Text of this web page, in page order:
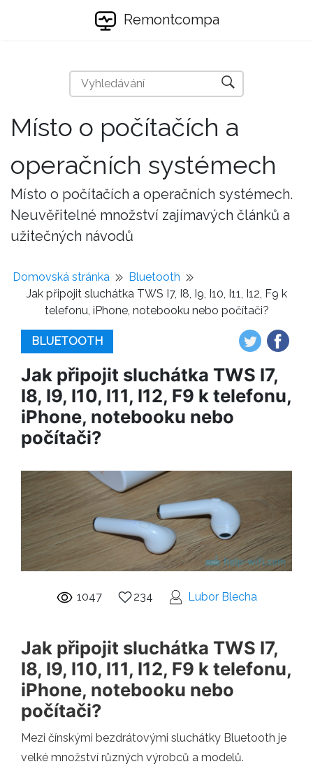
Remontcompa
Místo o počítačích a
operačních systémech
Místo o počítačích a operačních systémech.
Neuvěřitelné množství zajímavých článků a
užitečných návodů
Domovská stránka
Bluetooth
Jak připojit sluchátka TWS I7, I8, I9, I10, I11, I12, F9 k
telefonu, iPhone, notebooku nebo počítači?
BLUETOOTH
Jak připojit sluchátka TWS I7,
I8, I9, I10, I11, I12, F9 k telefonu,
iPhone, notebooku nebo
počítači?
1047 234 Lubor Blecha
Jak připojit sluchátka TWS I7,
I8, I9, I10, I11, I12, F9 k telefonu,
iPhone, notebooku nebo
počítači?
Mezi čínskými bezdrátovými sluchátky Bluetooth je
velké množství různých výrobců a modelů.